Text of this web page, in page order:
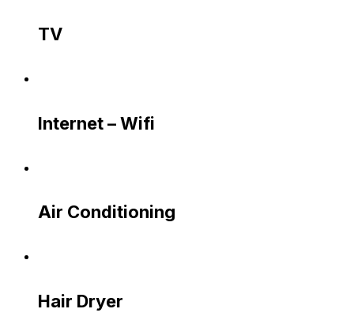
TV
Internet – Wifi
Air Conditioning
Hair Dryer